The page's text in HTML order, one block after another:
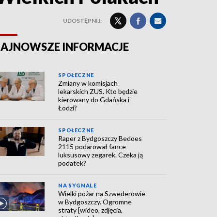
UDOSTĘPNIJ:
INFORMACJE
SPOŁECZNE
Zmiany w komisjach
lekarskich ZUS. Kto będzie
kierowany do Gdańska i
Łodzi?
SPOŁECZNE
Raper z Bydgoszczy Bedoes
2115 podarował fance
luksusowy zegarek. Czeka ją
podatek?
NA SYGNALE
Wielki pożar na Szwederowie
w Bydgoszczy. Ogromne
straty [wideo, zdjęcia,